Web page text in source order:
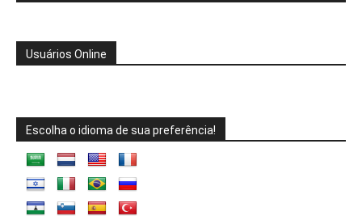
Usuários Online
Escolha o idioma de sua preferência!